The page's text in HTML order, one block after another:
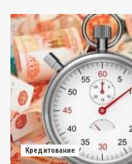
Кредитование